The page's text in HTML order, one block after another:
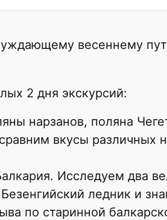
весеннему
2 дня экскурсий:
нарзанов, поляна
вкусы различных
Исследуем два
ледник и
по старинной